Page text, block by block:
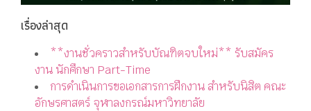
เรื่องล่าสุด
**งานชั่วคราวสำหรับบัณฑิตจบใหม่** รับสมัคร
งาน นักศึกษา Part-Time
การดำเนินการขอเอกสารการฝึกงาน สำหรับนิสิต คณะ
อักษรศาสตร์ จุฬาลงกรณ์มหาวิทยาลัย